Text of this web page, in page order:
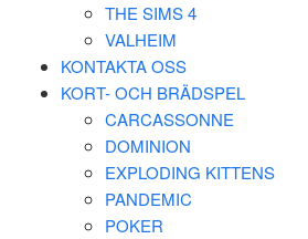
THE SIMS 4
VALHEIM
KONTAKTA OSS
KORT- OCH BRÄDSPEL
CARCASSONNE
DOMINION
EXPLODING KITTENS
PANDEMIC
POKER